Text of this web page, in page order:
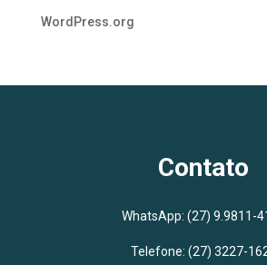
WordPress.org
Contato
WhatsApp: (27) 9.9811-
Telefone: (27) 3227-